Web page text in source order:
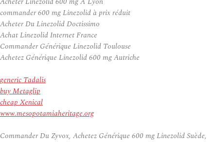
commander 600 mg Linezolid à prix réduit
Acheter Du Linezolid Doctissimo
Achat Linezolid Internet France
Commander Générique Linezolid Toulouse
Achetez Générique Linezolid 600 mg Autriche
generic Tadalis
buy Metaglip
cheap Xenical
www.mesopotamiaheritage.org
Commander Du Zyvox, Achetez Générique 600 mg Linezolid Suède,